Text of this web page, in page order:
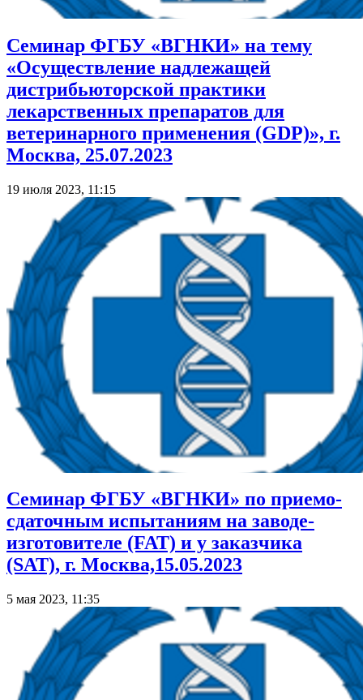
Семинар ФГБУ «ВГНКИ» на тему
«Осуществление надлежащей
дистрибьюторской практики
лекарственных препаратов для
ветеринарного применения (GDP)», г.
Москва, 25.07.2023
19 июля 2023, 11:15
Семинар ФГБУ «ВГНКИ» по приемо-
сдаточным испытаниям на заводе-
изготовителе (FAT) и у заказчика
(SAT), г. Москва,15.05.2023
5 мая 2023, 11:35